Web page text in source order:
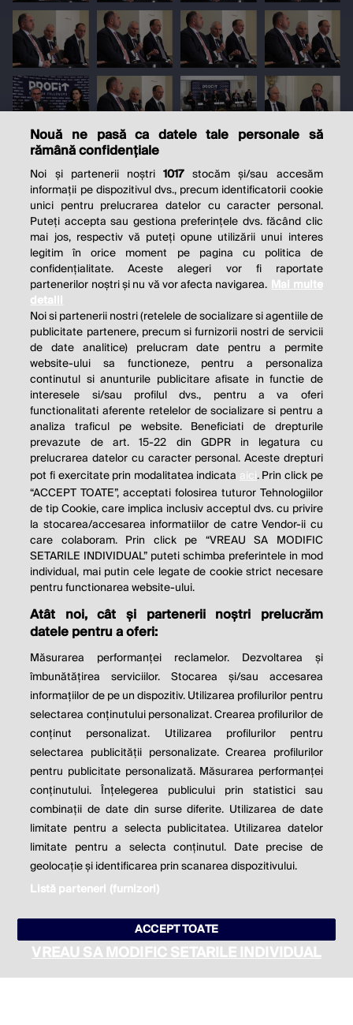
THE SOCIAL RESPONSIBILITY OF
BUSINESS IS TO INCREASE ITS
PROFITS.
Milton Friedman
© 2026 Profit.ro. Toate drepturile rezervate.
Dezvoltat de1616.ro
Contact Publicitate Despre noi
Politica de cookie Politica de
confidențialitate
este parte a
Nouă ne pasă ca datele tale personale să
rămână confidențiale
Noi și partenerii noștri1017 stocăm și/sau accesăm
informații pe dispozitivul dvs., precum identificatorii cookie
unici pentru prelucrarea datelor cu caracter personal.
Puteți accepta sau gestiona preferințele dvs. făcând clic
mai jos, respectiv vă puteți opune utilizării unui interes
legitim în orice moment pe pagina cu politica de
confidențialitate. Aceste alegeri vor fi raportate
partenerilor noștri și nu vă vor afecta navigarea. Mai multe
detalii
Noi si partenerii nostri (retelele de socializare si agentiile de
publicitate partenere, precum si furnizorii nostri de servicii
de date analitice) prelucram date pentru a permite
website-ului sa functioneze, pentru a personaliza
continutul si anunturile publicitare afisate in functie de
interesele si/sau profilul dvs., pentru a va oferi
functionalitati aferente retelelor de socializare si pentru a
analiza traficul pe website. Beneficiati de drepturile
prevazute de art. 15-22 din GDPR in legatura cu
prelucrarea datelor cu caracter personal. Aceste drepturi
pot fi exercitate prin modalitatea indicata aici. Prin click pe
“ACCEPT TOATE”, acceptati folosirea tuturor Tehnologiilor
de tip Cookie, care implica inclusiv acceptul dvs. cu privire
la stocarea/accesarea informatiilor de catre Vendor-ii cu
care colaboram. Prin click pe “VREAU SA MODIFIC
SETARILE INDIVIDUAL” puteti schimba preferintele in mod
individual, mai putin cele legate de cookie strict necesare
pentru functionarea website-ului.
Atât noi, cât și partenerii noștri prelucrăm
datele pentru a oferi:
Măsurarea performanței reclamelor. Dezvoltarea și
îmbunătățirea serviciilor. Stocarea și/sau accesarea
informațiilor de pe un dispozitiv. Utilizarea profilurilor pentru
selectarea conținutului personalizat. Crearea profilurilor de
conținut personalizat. Utilizarea profilurilor pentru
selectarea publicității personalizate. Crearea profilurilor
pentru publicitate personalizată. Măsurarea performanței
conținutului. Înțelegerea publicului prin statistici sau
combinații de date din surse diferite. Utilizarea de date
limitate pentru a selecta publicitatea. Utilizarea datelor
limitate pentru a selecta conținutul. Date precise de
geolocație și identificarea prin scanarea dispozitivului.
Listă parteneri (furnizori)
ACCEPT TOATE
VREAU SA MODIFIC SETARILE INDIVIDUAL